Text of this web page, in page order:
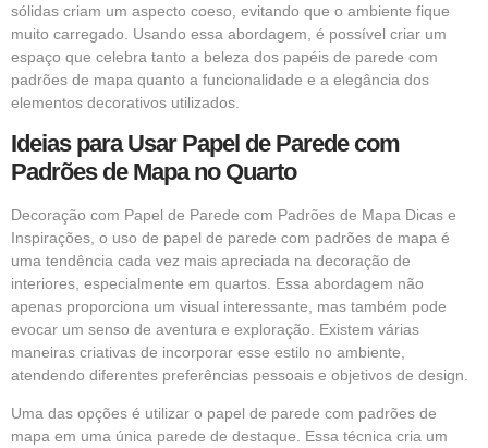
sólidas criam um aspecto coeso, evitando que o ambiente fique
muito carregado. Usando essa abordagem, é possível criar um
espaço que celebra tanto a beleza dos papéis de parede com
padrões de mapa quanto a funcionalidade e a elegância dos
elementos decorativos utilizados.
Ideias para Usar Papel de Parede com
Padrões de Mapa no Quarto
Decoração com Papel de Parede com Padrões de Mapa Dicas e
Inspirações, o uso de papel de parede com padrões de mapa é
uma tendência cada vez mais apreciada na decoração de
interiores, especialmente em quartos. Essa abordagem não
apenas proporciona um visual interessante, mas também pode
evocar um senso de aventura e exploração. Existem várias
maneiras criativas de incorporar esse estilo no ambiente,
atendendo diferentes preferências pessoais e objetivos de design.
Uma das opções é utilizar o papel de parede com padrões de
mapa em uma única parede de destaque. Essa técnica cria um